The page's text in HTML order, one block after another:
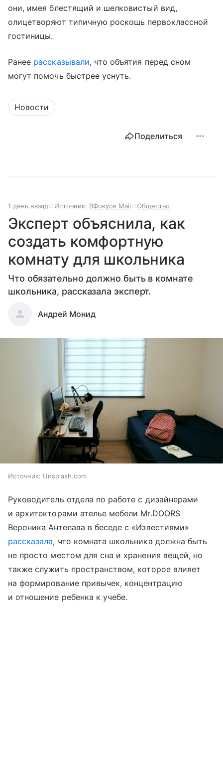
они, имея блестящий и шелковистый вид,
олицетворяют типичную роскошь первоклассной
гостиницы.
Ранее рассказывали, что объятия перед сном
могут помочь быстрее уснуть.
Новости
Поделиться
1 день назад Источник: ВФокусе Mail Общество
Эксперт объяснила, как
создать комфортную
комнату для школьника
Что обязательно должно быть в комнате
школьника, рассказала эксперт.
Андрей Монид
Источник: Unsplash.com
Руководитель отдела по работе с дизайнерами
и архитекторами ателье мебели Mr.DOORS
Вероника Антелава в беседе с «Известиями»
рассказала, что комната школьника должна быть
не просто местом для сна и хранения вещей, но
также служить пространством, которое влияет
на формирование привычек, концентрацию
и отношение ребенка к учебе.